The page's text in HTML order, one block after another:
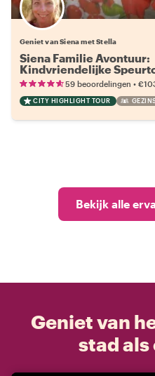
Geniet van Siena met Stella
Siena Familie Avontuur:
Kindvriendelijke
59 beoordelingen •
CITY HIGHLIGHT TOUR
Bekijk alle
Geniet van
stad als